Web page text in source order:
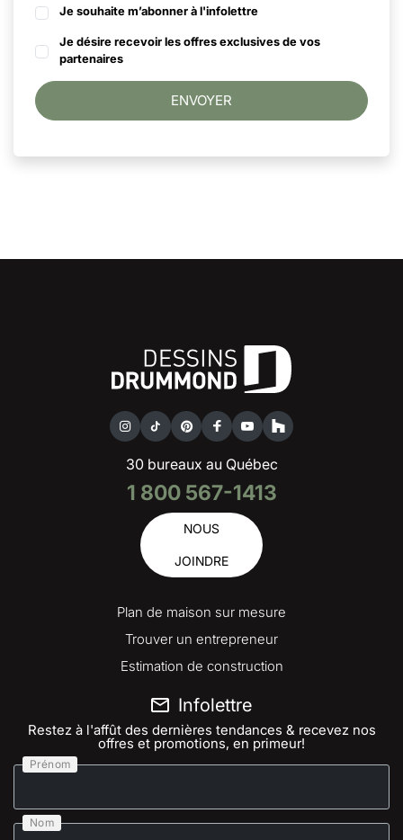
Je souhaite m’abonner à l'infolettre
Je désire recevoir les offres exclusives de vos
partenaires
ENVOYER
30 bureaux au Québec
1 800 567-1413
NOUS
JOINDRE
Plan de maison sur mesure
Trouver un entrepreneur
Estimation de construction
Infolettre
Restez à l'affût des dernières tendances & recevez nos
offres et promotions, en primeur!
Prénom
Nom